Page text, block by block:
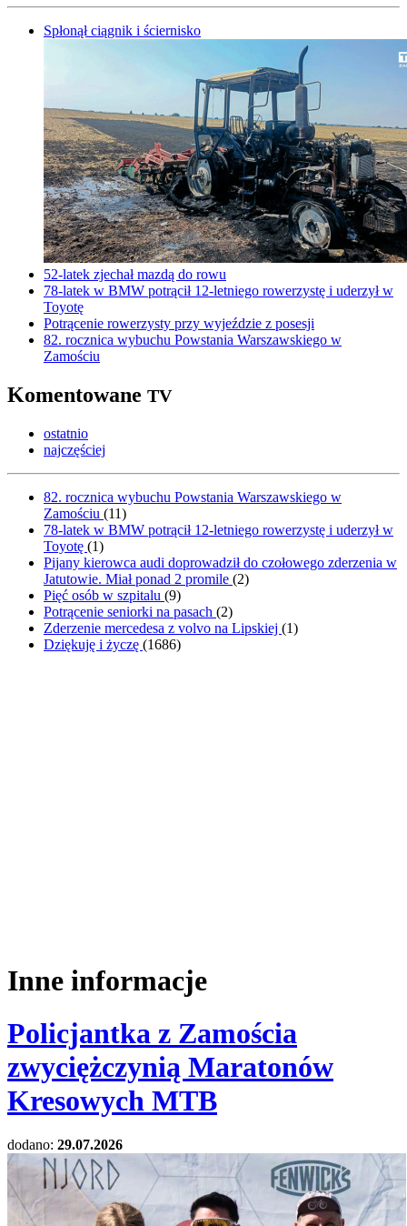
Spłonął ciągnik i ściernisko
52-latek zjechał mazdą do rowu
78-latek w BMW potrącił 12-letniego rowerzystę i uderzył w
Toyotę
Potrącenie rowerzysty przy wyjeździe z posesji
82. rocznica wybuchu Powstania Warszawskiego w
Zamościu
Komentowane TV
ostatnio
najczęściej
82. rocznica wybuchu Powstania Warszawskiego w
Zamościu (11)
78-latek w BMW potrącił 12-letniego rowerzystę i uderzył w
Toyotę (1)
Pijany kierowca audi doprowadził do czołowego zderzenia w
Jatutowie. Miał ponad 2 promile (2)
Pięć osób w szpitalu (9)
Potrącenie seniorki na pasach (2)
Zderzenie mercedesa z volvo na Lipskiej (1)
Dziękuję i życzę (1686)
Inne informacje
Policjantka z Zamościa
zwyciężczynią Maratonów
Kresowych MTB
dodano: 29.07.2026